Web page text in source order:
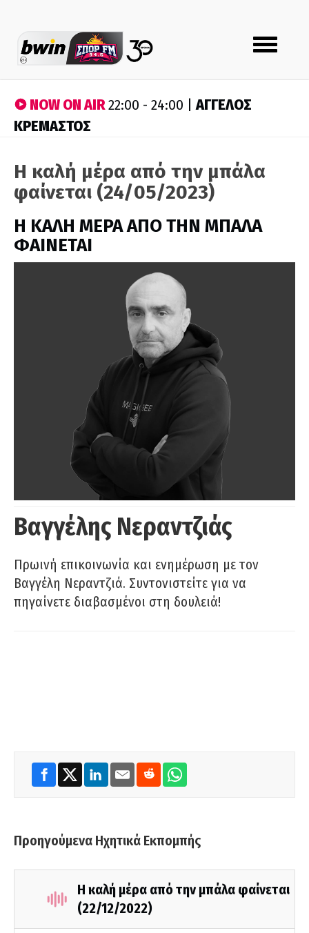
Toggle
navigation
NOW ON AIR22:00 - 24:00 |ΑΓΓΕΛΟΣ
ΚΡΕΜΑΣΤΟΣ
Η καλή μέρα από την μπάλα
φαίνεται (24/05/2023)
H ΚΑΛΗ ΜΕΡΑ ΑΠΟ ΤΗΝ ΜΠΑΛΑ
ΦΑΙΝΕΤΑΙ
Βαγγέλης Νεραντζιάς
Πρωινή επικοινωνία και ενημέρωση με τον
Βαγγέλη Νεραντζιά. Συντονιστείτε για να
πηγαίνετε διαβασμένοι στη δουλειά!
Προηγούμενα Ηχητικά Εκπομπής
Η καλή μέρα από την μπάλα φαίνεται
(22/12/2022)